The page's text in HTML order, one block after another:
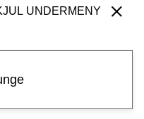
UNDERMENY